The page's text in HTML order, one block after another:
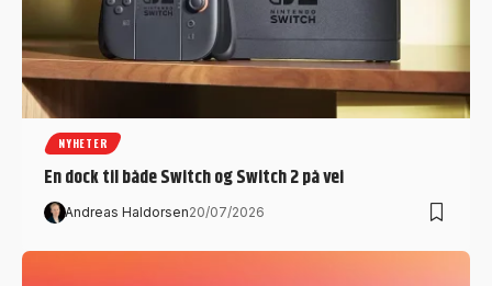
NYHETER
En dock til både Switch og Switch 2 på vei
Andreas Haldorsen20/07/2026